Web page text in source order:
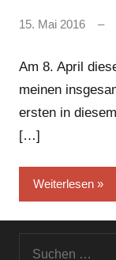
von
15. Mai 2016
Am 8. April
meinen
ersten in
[…]
Weiterlesen